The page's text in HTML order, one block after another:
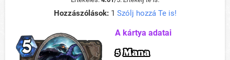
Hozzászólások:1 Szólj hozzá Te is!
A kártya adatai
5 Mana